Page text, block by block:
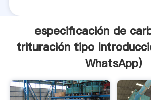
especificación de
trituración tipo
WhatsApp)